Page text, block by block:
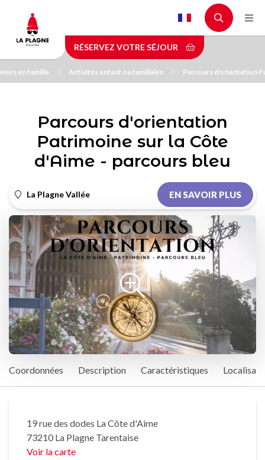
contenu
principal
RÉSERVEZ VOTRE SÉJOUR
en famille Activités enfant ou familiales Parcours d'orientation
Parcours d'orientation
Patrimoine sur la Côte
d'Aime - parcours bleu
La Plagne Vallée EN SAVOIR PLUS
Coordonnées Description Caractéristiques
19 rue des dodes La Côte d'Aime
73210 La Plagne Tarentaise
Voir la carte